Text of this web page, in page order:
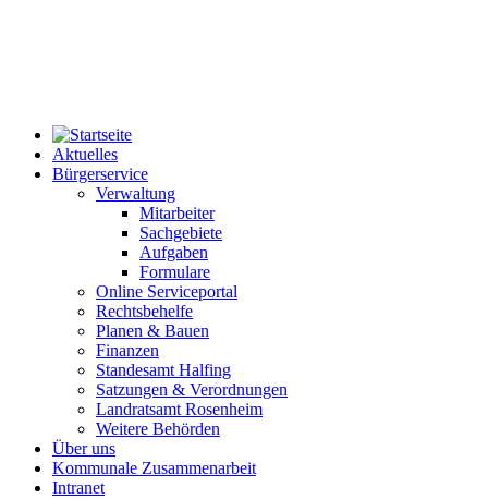
Aktuelles
Bürgerservice
Verwaltung
Mitarbeiter
Sachgebiete
Aufgaben
Formulare
Online Serviceportal
Rechtsbehelfe
Planen & Bauen
Finanzen
Standesamt Halfing
Satzungen & Verordnungen
Landratsamt Rosenheim
Weitere Behörden
Über uns
Kommunale Zusammenarbeit
Intranet